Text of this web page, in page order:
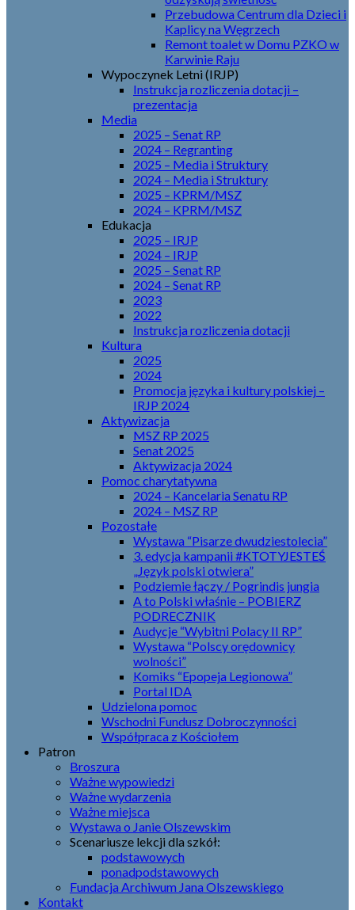
Przebudowa Centrum dla Dzieci i
Kaplicy na Węgrzech
Remont toalet w Domu PZKO w
Karwinie Raju
Wypoczynek Letni (IRJP)
Instrukcja rozliczenia dotacji –
prezentacja
Media
2025 – Senat RP
2024 – Regranting
2025 – Media i Struktury
2024 – Media i Struktury
2025 – KPRM/MSZ
2024 – KPRM/MSZ
Edukacja
2025 – IRJP
2024 – IRJP
2025 – Senat RP
2024 – Senat RP
2023
2022
Instrukcja rozliczenia dotacji
Kultura
2025
2024
Promocja języka i kultury polskiej –
IRJP 2024
Aktywizacja
MSZ RP 2025
Senat 2025
Aktywizacja 2024
Pomoc charytatywna
2024 – Kancelaria Senatu RP
2024 – MSZ RP
Pozostałe
Wystawa “Pisarze dwudziestolecia”
3. edycja kampanii #KTOTYJESTEŚ
„Język polski otwiera”
Podziemie łączy / Pogrindis jungia
A to Polski właśnie – POBIERZ
PODRECZNIK
Audycje “Wybitni Polacy II RP”
Wystawa “Polscy orędownicy
wolności”
Komiks “Epopeja Legionowa”
Portal IDA
Udzielona pomoc
Wschodni Fundusz Dobroczynności
Współpraca z Kościołem
Patron
Broszura
Ważne wypowiedzi
Ważne wydarzenia
Ważne miejsca
Wystawa o Janie Olszewskim
Scenariusze lekcji dla szkół:
podstawowych
ponadpodstawowych
Fundacja Archiwum Jana Olszewskiego
Kontakt